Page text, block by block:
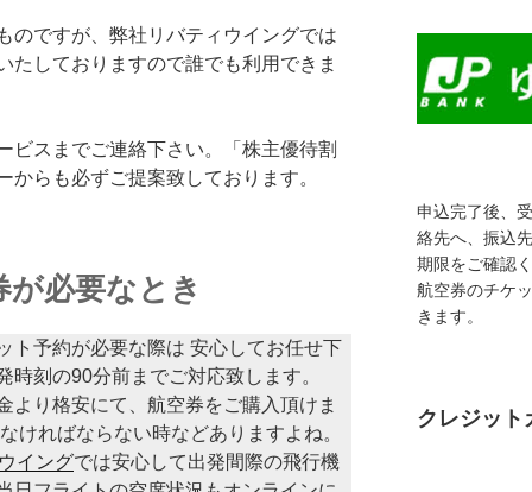
のですが、弊社リバティウイングでは
たしておりますので誰でも利用できま
ビスまでご連絡下さい。「株主優待割
らも必ずご提案致しております。
必要なとき
ト予約が必要な際は 安心してお任せ下
刻の90分前までご対応致します。
より格安にて、航空券をご購入頂けま
ければならない時などありますよね。
イングでは安心して出発間際の飛行機
申込完了後、
絡先へ、振込
期限をご確認
航空券のチケ
きます。
クレジット